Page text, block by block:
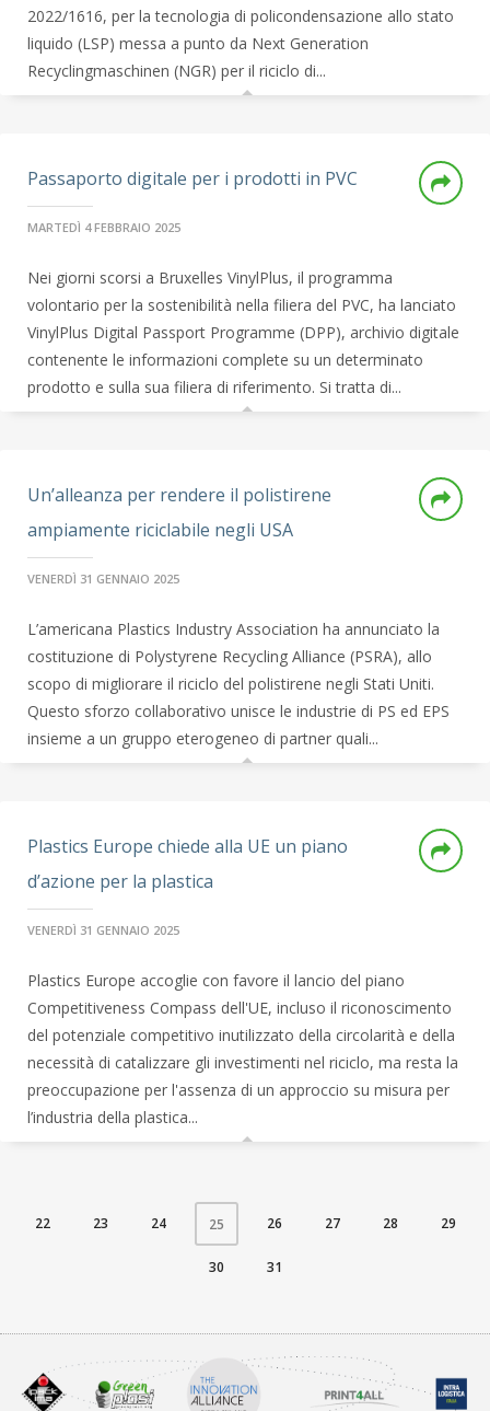
2022/1616, per la tecnologia di policondensazione allo stato
liquido (LSP) messa a punto da Next Generation
Recyclingmaschinen (NGR) per il riciclo di...
Passaporto digitale per i prodotti in PVC
MARTEDÌ 4 FEBBRAIO 2025
Nei giorni scorsi a Bruxelles VinylPlus, il programma
volontario per la sostenibilità nella filiera del PVC, ha lanciato
VinylPlus Digital Passport Programme (DPP), archivio digitale
contenente le informazioni complete su un determinato
prodotto e sulla sua filiera di riferimento. Si tratta di...
Un’alleanza per rendere il polistirene
ampiamente riciclabile negli USA
VENERDÌ 31 GENNAIO 2025
L’americana Plastics Industry Association ha annunciato la
costituzione di Polystyrene Recycling Alliance (PSRA), allo
scopo di migliorare il riciclo del polistirene negli Stati Uniti.
Questo sforzo collaborativo unisce le industrie di PS ed EPS
insieme a un gruppo eterogeneo di partner quali...
Plastics Europe chiede alla UE un piano
d’azione per la plastica
VENERDÌ 31 GENNAIO 2025
Plastics Europe accoglie con favore il lancio del piano
Competitiveness Compass dell'UE, incluso il riconoscimento
del potenziale competitivo inutilizzato della circolarità e della
necessità di catalizzare gli investimenti nel riciclo, ma resta la
preoccupazione per l'assenza di un approccio su misura per
l’industria della plastica...
22 23 24 25 26 27 28 29
30 31